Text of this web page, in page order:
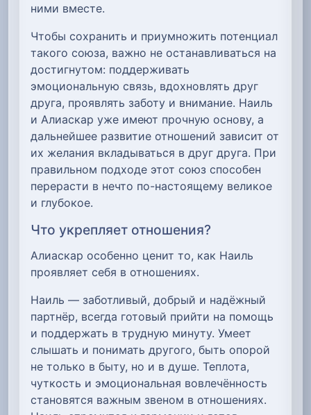
ними вместе.
Чтобы сохранить и приумножить потенциал
такого союза, важно не останавливаться на
достигнутом: поддерживать
эмоциональную связь, вдохновлять друг
друга, проявлять заботу и внимание. Наиль
и Алиаскар уже имеют прочную основу, а
дальнейшее развитие отношений зависит от
их желания вкладываться в друг друга. При
правильном подходе этот союз способен
перерасти в нечто по-настоящему великое
и глубокое.
Что укрепляет отношения?
Алиаскар особенно ценит то, как Наиль
проявляет себя в отношениях.
Наиль — заботливый, добрый и надёжный
партнёр, всегда готовый прийти на помощь
и поддержать в трудную минуту. Умеет
слышать и понимать другого, быть опорой
не только в быту, но и в душе. Теплота,
чуткость и эмоциональная вовлечённость
становятся важным звеном в отношениях.